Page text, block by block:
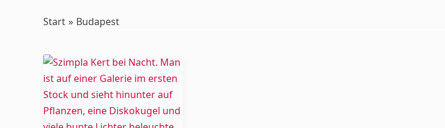
Start Budapest
Ruin
Bars
Budapest:
Die